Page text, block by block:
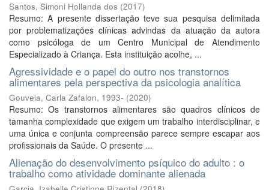
Santos, Simoni Hollanda dos (2017)
Resumo: A presente dissertação teve sua pesquisa delimitada
por problematizações clínicas advindas da atuação da autora
como psicóloga de um Centro Municipal de Atendimento
Especializado à Criança. Esta instituição acolhe, ...
Agressividade e o papel do outro nos transtornos
alimentares pela perspectiva da psicologia analítica
Gouveia, Carla Zafalon, 1993- (2020)
Resumo: Os transtornos alimentares são quadros clínicos de
tamanha complexidade que exigem um trabalho interdisciplinar, e
uma única e conjunta compreensão parece sempre escapar aos
profissionais da Saúde. O presente ...
Alienação do desenvolvimento psíquico do adulto : o
trabalho como atividade dominante alienada